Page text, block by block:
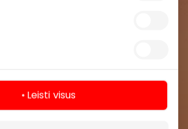
Leisti visus
informaciją iš AKROPOLIS